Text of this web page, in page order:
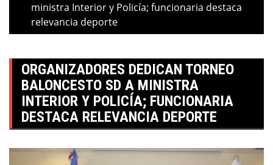
ministra Interior y Policía; funcionaria destaca
relevancia deporte
ORGANIZADORES DEDICAN TORNEO
BALONCESTO SD A MINISTRA
INTERIOR Y POLICÍA; FUNCIONARIA
DESTACA RELEVANCIA DEPORTE